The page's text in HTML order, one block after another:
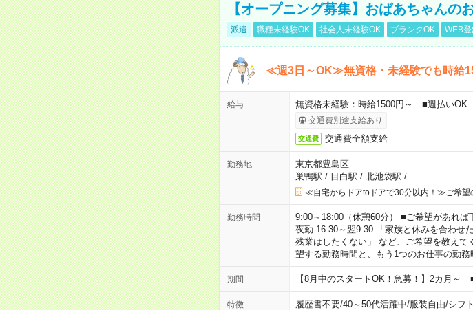
【オープニング募集】おばあちゃんの
派遣 職種未経験OK 社会人未経験OK ブランクOK WEB
≪週3日～OK≫無資格・未経験でも時給
給与 無資格未経験：時給1500円～ ■週払い
交通費別途支給あり
交通費 交通費全額支給
勤務地
東京都豊島区
巣鴨駅 / 目白駅 / 北池袋駅 /
≪自宅からドアtoドアで30分以内！≫ご希望
勤務時間
9:00～18:00（休憩60分） ■ご希望があれ
夜勤 16:30～翌9:30 「家族と休みを合わせ
残業はしたくない」 など、ご希望を教え
望する勤務時間と、もう1つのお仕事の勤
期間 【8月中のスタートOK！急募！】2カ月～
特徴 履歴書不要/40～50代活躍中/服装自由/シフ